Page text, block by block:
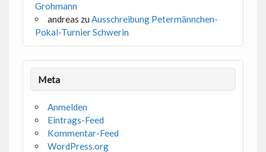
Grohmann
andreas zu Ausschreibung Petermännchen-
Pokal-Turnier Schwerin
Meta
Anmelden
Eintrags-Feed
Kommentar-Feed
WordPress.org